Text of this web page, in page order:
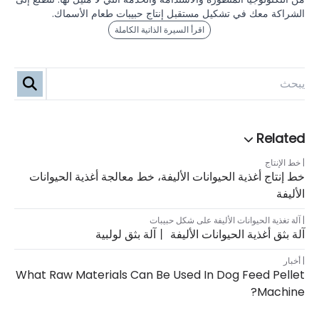
الشراكة معك في تشكيل مستقبل إنتاج حبيبات طعام الأسماك.
اقرأ السيرة الذاتية الكاملة
خط الإنتاج
خط إنتاج أغذية الحيوانات الأليفة، خط معالجة أغذية الحيوانات
الأليفة
آلة تغذية الحيوانات الأليفة على شكل حبيبات
آلة بثق أغذية الحيوانات الأليفة 丨آلة بثق لولبية
أخبار
What Raw Materials Can Be Used In Dog Feed Pellet
Machine?